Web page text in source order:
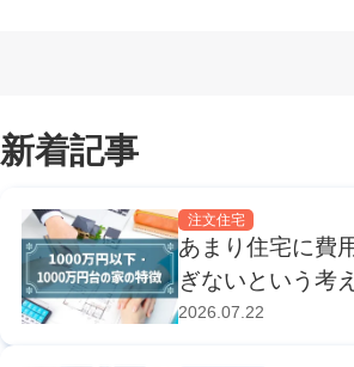
新着記事
注文住宅
あまり住宅に費
ぎないという考
1,000万円以下（
2026.07.22